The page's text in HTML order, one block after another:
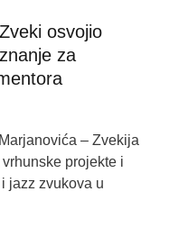
osvojio
za
– Zvekija
projekte i
jazz zvukova u